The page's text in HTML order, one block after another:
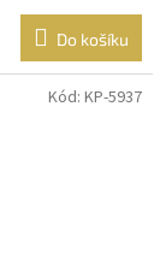
Do košíku
Kód: KP-5937